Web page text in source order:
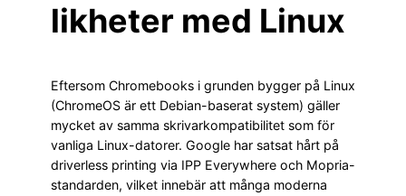
likheter med Linux
Eftersom Chromebooks i grunden bygger på Linux
(ChromeOS är ett Debian-baserat system) gäller
mycket av samma skrivarkompatibilitet som för
vanliga Linux-datorer. Google har satsat hårt på
driverless printing via IPP Everywhere och Mopria-
standarden, vilket innebär att många moderna